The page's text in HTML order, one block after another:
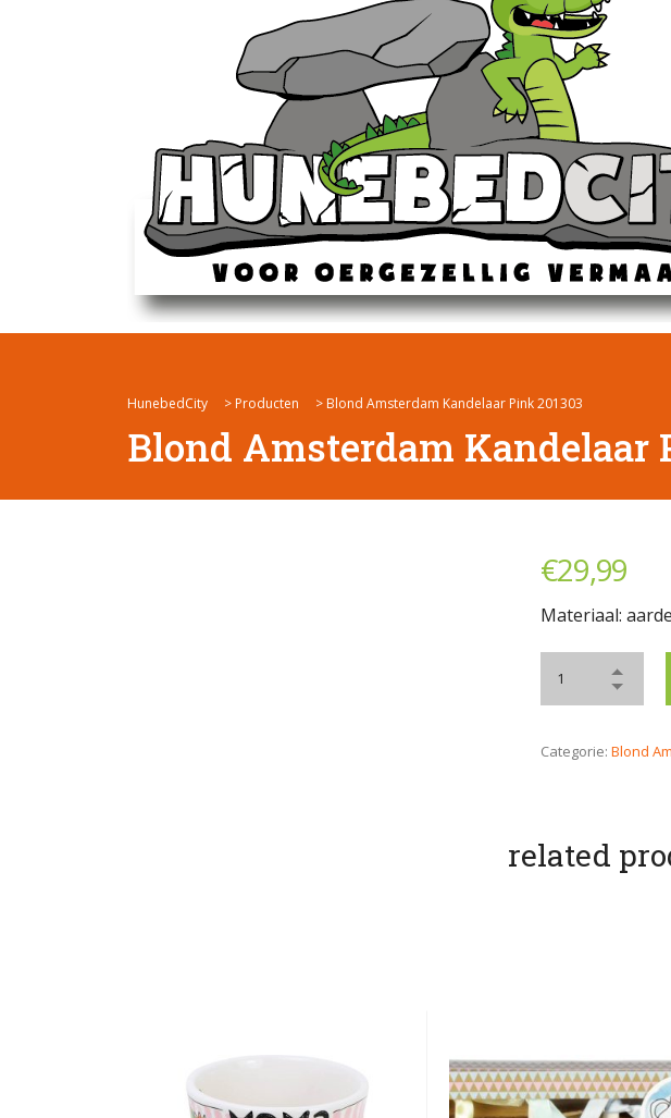
HunebedCity > Producten > Blond Amsterdam Kandelaar Pink 201303
Blond Amsterdam Kandelaar
€29,99
Materiaal:
Categorie: Blond
related